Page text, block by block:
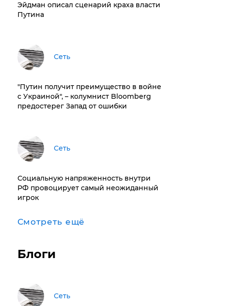
Эйдман описал сценарий краха власти
Путина
Сеть
"Путин получит преимущество в войне
с Украиной", – колумнист Bloomberg
предостерег Запад от ошибки
Сеть
Социальную напряженность внутри
РФ провоцирует самый неожиданный
игрок
Смотреть ещё
Блоги
Сеть